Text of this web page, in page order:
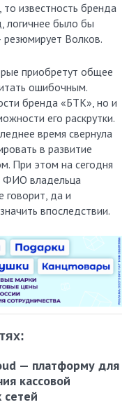
известность бренда
логичнее было бы
резюмирует Волков.
приобретут общее
ошибочным.
бренда «БТК», но и
его раскрутки.
время свернула
в развитие
При этом на сегодня
ФИО владельца
говорит, да и
впоследствии.
— платформу для
кассовой
сетей